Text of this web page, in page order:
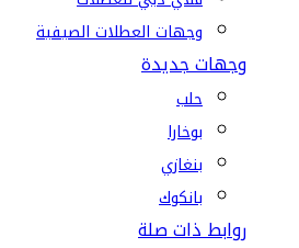
وجهات العطلات الصيفية
وجهات جديدة
حلب
بوخارا
بنغازي
بانكوك
روابط ذات صلة